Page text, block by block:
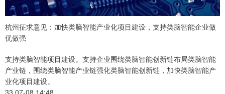
杭州征求意见：加快类脑智能产业化项目建设，支持类脑智能企业做
优做强
支持类脑智能项目建设。支持企业围绕类脑智能创新链布局类脑智能
产业链，围绕类脑智能产业链强化类脑智能创新链，加快类脑智能产
业化项目建设。